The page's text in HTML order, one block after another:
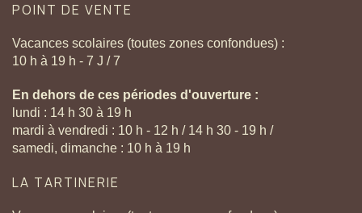
POINT DE VENTE
Vacances scolaires (toutes zones confondues) :
10 h à 19 h - 7 J / 7
En dehors de ces périodes d'ouverture :
lundi : 14 h 30 à 19 h
mardi à vendredi : 10 h - 12 h / 14 h 30 - 19 h /
samedi, dimanche : 10 h à 19 h
LA TARTINERIE